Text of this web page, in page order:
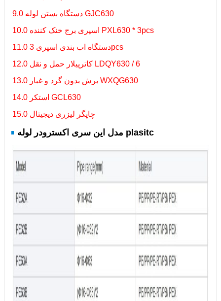
9.0 دستگاه بستن لوله GJC630
10.0 اسپری برج خنک کننده PXL630 * 3pcs
11.0 دستگاه اب بندی اسپری 3pcs
12.0 کاترپیلار حمل و نقل LDQY630 / 6
13.0 برش بدون گرد و غبار WXQG630
14.0 استکر GCL630
15.0 چاپگر لیزری دیجیتال
مدل این سری اکسترودر لوله plasitc